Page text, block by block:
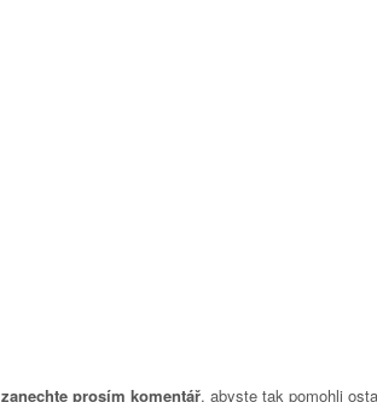
zanechte prosím komentář, abyste tak pomohli